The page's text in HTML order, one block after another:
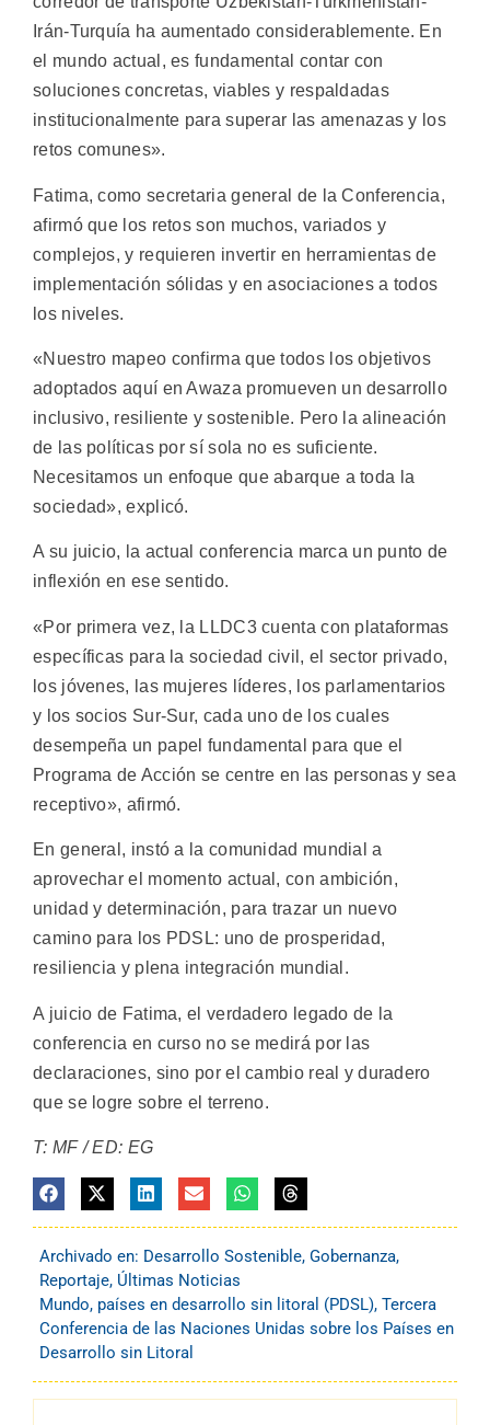
Irán-Turquía ha aumentado considerablemente. En
el mundo actual, es fundamental contar con
soluciones concretas, viables y respaldadas
institucionalmente para superar las amenazas y los
retos comunes».
Fatima, como secretaria general de la Conferencia,
afirmó que los retos son muchos, variados y
complejos, y requieren invertir en herramientas de
implementación sólidas y en asociaciones a todos
los niveles.
«Nuestro mapeo confirma que todos los objetivos
adoptados aquí en Awaza promueven un desarrollo
inclusivo, resiliente y sostenible. Pero la alineación
de las políticas por sí sola no es suficiente.
Necesitamos un enfoque que abarque a toda la
sociedad», explicó.
A su juicio, la actual conferencia marca un punto de
inflexión en ese sentido.
«Por primera vez, la LLDC3 cuenta con plataformas
específicas para la sociedad civil, el sector privado,
los jóvenes, las mujeres líderes, los parlamentarios
y los socios Sur-Sur, cada uno de los cuales
desempeña un papel fundamental para que el
Programa de Acción se centre en las personas y sea
receptivo», afirmó.
En general, instó a la comunidad mundial a
aprovechar el momento actual, con ambición,
unidad y determinación, para trazar un nuevo
camino para los PDSL: uno de prosperidad,
resiliencia y plena integración mundial.
A juicio de Fatima, el verdadero legado de la
conferencia en curso no se medirá por las
declaraciones, sino por el cambio real y duradero
que se logre sobre el terreno.
T: MF / ED: EG
Archivado en: Desarrollo Sostenible, Gobernanza,
Reportaje, Últimas Noticias
Mundo, países en desarrollo sin litoral (PDSL), Tercera
Conferencia de las Naciones Unidas sobre los Países en
Desarrollo sin Litoral